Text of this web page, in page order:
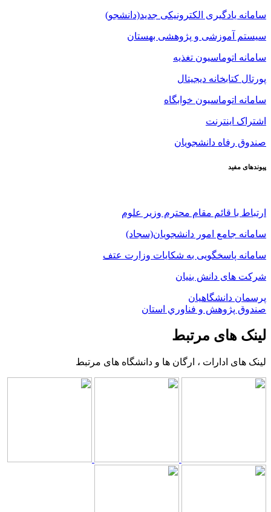
سامانه یادگیری الکترونیکی جدید(دانشجو)
سیستم آموزشی و پژوهشی بهستان
سامانه اتوماسیون تغذیه
پورتال کتابخانه دیجیتال
سامانه اتوماسیون خوابگاه
اشتراک اینترنت
صندوق رفاه دانشجویان
پیوندهای مفید
ارتباط با قائم مقام محترم وزیر علوم
سامانه جامع امور دانشجویان(سجاد)
سامانه پاسخگویی به شکایات وزارت عتف
شرکت های دانش بنیان
پرسمان دانشگاهیان
صندوق پژوهش و فناوري استان
لینک های مرتبط
لینک های ادارات ، ارگان ها و دانشگاه های مرتبط